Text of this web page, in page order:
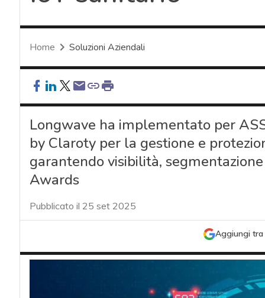
Home Soluzioni Aziendali
Longwave ha implementato per
by Claroty per la gestione e
garantendo visibilità,
Awards
Pubblicato il 25 set 2025
Aggiungi tra